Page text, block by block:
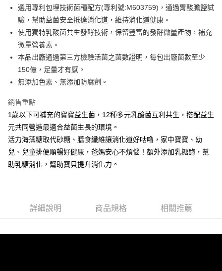
1.分期款項不併入電信帳單，「大哥付你分期」於每月結算日後寄送繳費提
醒簡訊。
2.透過簡訊連結打開帳單後，可選擇「超商條碼／台灣大直營門市／銀行轉
帳／街口支付／iPASS MONEY」等通路繳費。
【注意事項】
1.本服務係由「台灣大哥大股份有限公司」（以下簡稱本公司）所提供，讓
用戶於交易時，得透過本服務購買商品或服務，並由商店將買賣／分期付款
2.基於同意付款使用「大哥付你分期」之契約關係目的，商店將以您的個人
由本公司與您本人進行分期帳單所需資料之確認、核對及更正。
3.完整用戶服務條款，請詳閱以下連結：https://oppay.tw/userRule
【「AFTEE先享後付」結帳流程】
１．於結帳方式選擇「AFTEE先享後付」後，將跳轉至「AFTEE先享後付」
２．訂單成立數日內，您將收到繳費通知簡訊。
３．收到繳費通知簡訊後14天內，點擊此簡訊中的連結，可透過四大超商／
ATM／網路銀行／等多元方式進行付款，方視為交易完成。
※ 請注意：結帳手續完成當下不需立刻繳費，但若您需要取消訂單，請聯絡
購買商品的店家。未經商家同意取消之訂單仍視為有效，需透過AFTEE先享
後付繳納相關費用。
是否繳費成功／繳費後需取消欲退款等相關疑問，請聯繫「AFTEE先享後付
客戶支援中心」
【注意事項】
易，需依本服務之必要範圍內提供個人資料，並將交易相關給付款項請求債
權轉讓予恩沛科技股份有限公司。
２．關於個人資料處理事宜，請瀏覽以下網址：
https://aftee.tw/terms/#terms3
４．使用「AFTEE先享後付」時，將依據個別帳號之用戶狀況，依本公司即
時審查核予不同之上限額度；若仍有額度不足之情形，本公司將視審查結果
每筆NT$65，滿NT$1,300(含以上)免運費
7-11取貨付款
宅配
每筆NT$85，滿NT$1,300(含以上)免運費
選用專利包埋技術菌種配方(專利號:M603759)，通過胃酸膽鹽試
驗，幫助益菌安全抵達消化道，維持消化道健康。
使用獨特乳酸菌共生發酵技術，保留豐富的發酵微量產物，補充
微量營養素。
本品出廠通過第三方檢驗活菌之菌數證明，每包出廠菌數至少
150億，足量才有感。
無添加色素、無添加防腐劑。
銷售重點
1歲以下可補充的寶寶益生菌，12種多元乳酸菌互利共生，搭配益生
元共同營造最適合益菌生長的環境。
活力海藻糖取代砂糖、膳食纖維讓消化道好咕嚕，家中寶寶、幼
兒、兒童排便順暢好健康，爸媽安心不煩惱！額外添加乳糖酶，幫
助乳糖消化，幫助寶貝提升消化力。
詳細說明 商品規格 相關推薦